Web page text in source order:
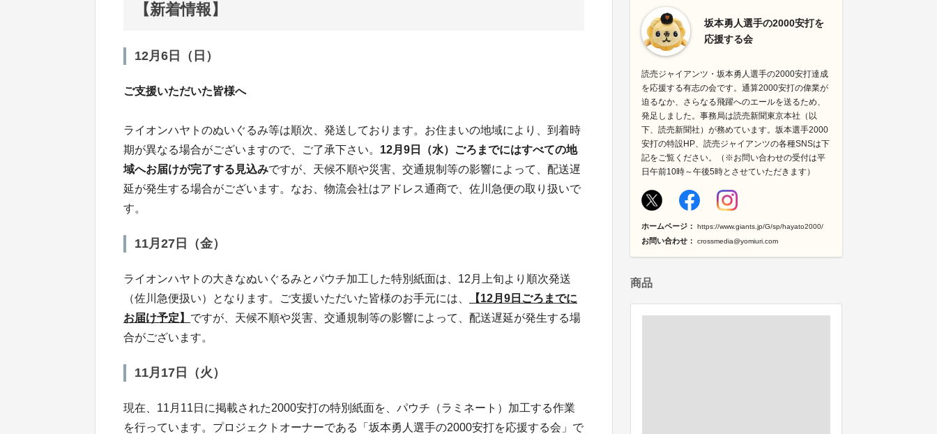
【新着情報】
12月6日（日）
ご支援いただいた皆様へ
ライオンハヤトのぬいぐるみ等は順次、発送しております。お住まいの地域により、到着時
期が異なる場合がございますので、ご了承下さい。 12月9日（水）ごろまでにはすべての地
域へお届けが完了する見込みですが、天候不順や災害、交通規制等の影響によって、配送遅
延が発生する場合がございます。なお、物流会社はアドレス通商で、佐川急便の取り扱いで
す。
11月27日（金）
ライオンハヤトの大きなぬいぐるみとパウチ加工した特別紙面は、12月上旬より順次発送
（佐川急便扱い）となります。ご支援いただいた皆様のお手元には、
【12月9日ごろまでに
お届け予定】 ですが、天候不順や災害、交通規制等の影響によって、配送遅延が発生する場
合がございます。
11月17日（火）
現在、11月11日に掲載された2000安打の特別紙面を、パウチ（ラミネート）加工する作業
を行っています。プロジェクトオーナーである「坂本勇人選手の2000安打を応援する会」で
坂本勇人選手の2000安打を
応援する会
読売ジャイアンツ・坂本勇人選手の2000安打達成
を応援する有志の会です。通算2000安打の偉業が
迫るなか、さらなる飛躍へのエールを送るため、
発足しました。事務局は読売新聞東京本社（以
下、読売新聞社）が務めています。坂本選手2000
安打の特設HP、読売ジャイアンツの各種SNSは下
記をご覧ください。（※お問い合わせの受付は平
日午前10時～午後5時とさせていただきます）
ホームページ： https://www.giants.jp/G/sp/hayato2000/
お問い合わせ： crossmedia@yomiuri.com
商品